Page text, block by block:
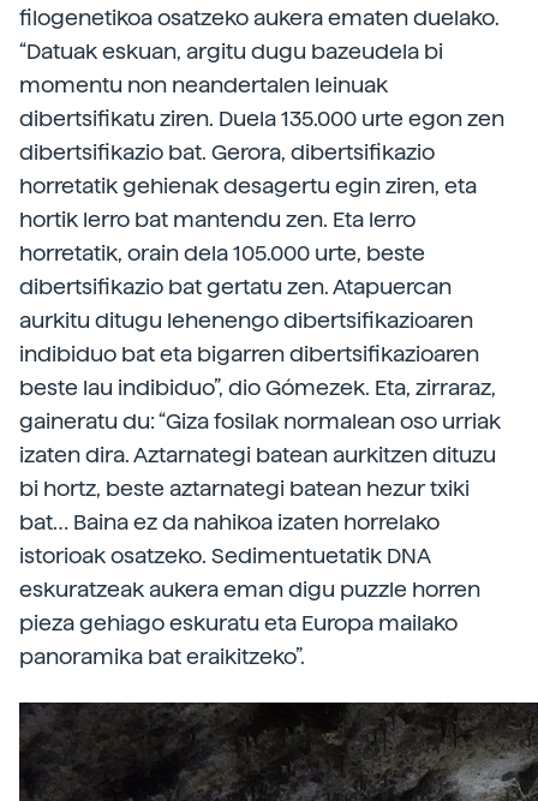
filogenetikoa osatzeko aukera ematen duelako.
“Datuak eskuan, argitu dugu bazeudela bi
momentu non neandertalen leinuak
dibertsifikatu ziren. Duela 135.000 urte egon zen
dibertsifikazio bat. Gerora, dibertsifikazio
horretatik gehienak desagertu egin ziren, eta
hortik lerro bat mantendu zen. Eta lerro
horretatik, orain dela 105.000 urte, beste
dibertsifikazio bat gertatu zen. Atapuercan
aurkitu ditugu lehenengo dibertsifikazioaren
indibiduo bat eta bigarren dibertsifikazioaren
beste lau indibiduo”, dio Gómezek. Eta, zirraraz,
gaineratu du: “Giza fosilak normalean oso urriak
izaten dira. Aztarnategi batean aurkitzen dituzu
bi hortz, beste aztarnategi batean hezur txiki
bat… Baina ez da nahikoa izaten horrelako
istorioak osatzeko. Sedimentuetatik DNA
eskuratzeak aukera eman digu puzzle horren
pieza gehiago eskuratu eta Europa mailako
panoramika bat eraikitzeko”.